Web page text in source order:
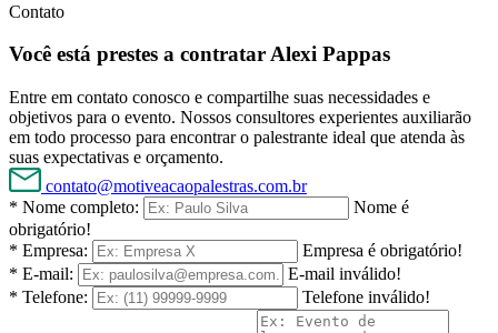
Contato
Você está prestes a contratar Alexi Pappas
Entre em contato conosco e compartilhe suas necessidades e
objetivos para o evento. Nossos consultores experientes auxiliarão
em todo processo para encontrar o palestrante ideal que atenda às
suas expectativas e orçamento.
contato@motiveacaopalestras.com.br
* Nome completo:
Nome é
obrigatório!
* Empresa:
Empresa é obrigatório!
* E-mail:
E-mail inválido!
* Telefone:
Telefone inválido!